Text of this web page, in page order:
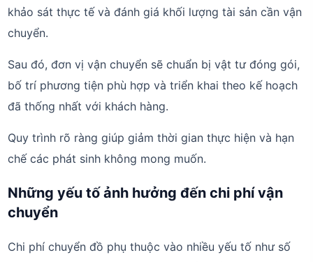
khảo sát thực tế và đánh giá khối lượng tài sản cần vận
chuyển.
Sau đó, đơn vị vận chuyển sẽ chuẩn bị vật tư đóng gói,
bố trí phương tiện phù hợp và triển khai theo kế hoạch
đã thống nhất với khách hàng.
Quy trình rõ ràng giúp giảm thời gian thực hiện và hạn
chế các phát sinh không mong muốn.
Những yếu tố ảnh hưởng đến chi phí vận
chuyển
Chi phí chuyển đồ phụ thuộc vào nhiều yếu tố như số